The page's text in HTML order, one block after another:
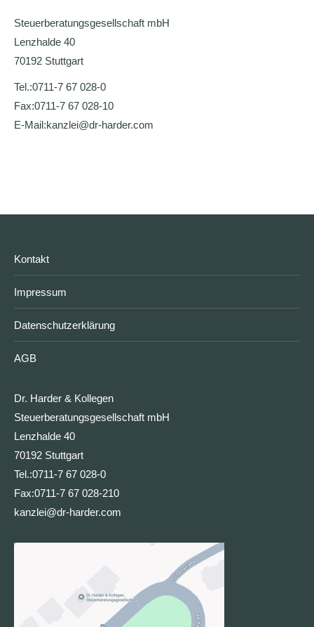
Steuerberatungsgesellschaft mbH
Lenzhalde 40
70192 Stuttgart
Tel.:0711-7 67 028-0
Fax:0711-7 67 028-10
E-Mail:kanzlei@dr-harder.com
Kontakt
Impressum
Datenschutzerklärung
AGB
Dr. Harder & Kollegen
Steuerberatungsgesellschaft mbH
Lenzhalde 40
70192 Stuttgart
Tel.:0711-7 67 028-0
Fax:0711-7 67 028-210
kanzlei@dr-harder.com